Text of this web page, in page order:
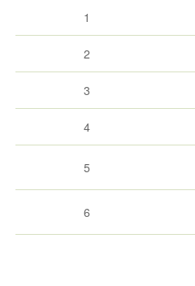
1
2
3
4
5
6